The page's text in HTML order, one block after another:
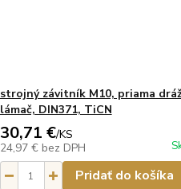
strojný závitník M10, priama
lámač, DIN371, TiCN
30,71 €/KS
24,97 € bez DPH
Pridať do košíka